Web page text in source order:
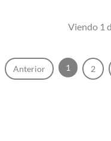
Viendo 1
Anterior 1 2